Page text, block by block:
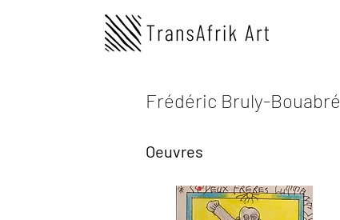
Frédéric Bruly-Bouabré
Oeuvres